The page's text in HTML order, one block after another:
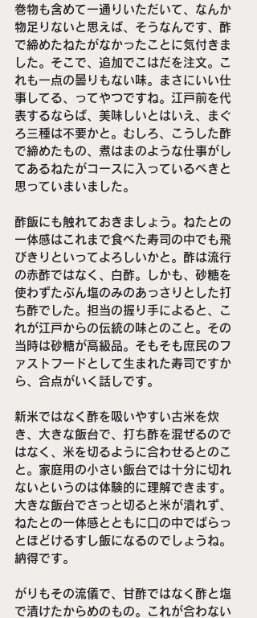
巻物も含めて一通りいただいて、なんか
物足りないと思えば、そうなんです、酢
で締めたねたがなかったことに気付きま
した。そこで、追加でこはだを注文。こ
れも一点の曇りもない味。まさにいい仕
事してる、ってやつですね。江戸前を代
表するならば、美味しいとはいえ、まぐ
ろ三種は不要かと。むしろ、こうした酢
で締めたもの、煮はまのような仕事がし
てあるねたがコースに入っているべきと
思っていまいました。
酢飯にも触れておきましょう。ねたとの
一体感はこれまで食べた寿司の中でも飛
びきりといってよろしいかと。酢は流行
の赤酢ではなく、白酢。しかも、砂糖を
使わずたぶん塩のみのあっさりとした打
ち酢でした。担当の握り手によると、こ
れが江戸からの伝統の味とのこと。その
当時は砂糖が高級品。そもそも庶民のフ
ァストフードとして生まれた寿司ですか
ら、合点がいく話しです。
新米ではなく酢を吸いやすい古米を炊
き、大きな飯台で、打ち酢を混ぜるので
はなく、米を切るように合わせるとのこ
と。家庭用の小さい飯台では十分に切れ
ないというのは体験的に理解できます。
大きな飯台でさっと切ると米が潰れず、
ねたとの一体感とともに口の中でぱらっ
とほどけるすし飯になるのでしょうね。
納得です。
がりもその流儀で、甘酢ではなく酢と塩
で漬けたからめのもの。これが合わない